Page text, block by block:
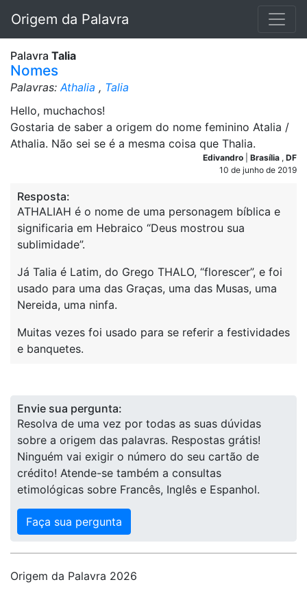
Origem da Palavra
Palavra Talia
Nomes
Palavras:Athalia , Talia
Hello, muchachos!
Gostaria de saber a origem do nome feminino Atalia /
Athalia. Não sei se é a mesma coisa que Thalia.
Edivandro Brasília , DF
10 de junho de 2019
Resposta:
ATHALIAH é o nome de uma personagem bíblica e
significaria em Hebraico “Deus mostrou sua
sublimidade”.
Já Talia é Latim, do Grego THALO, “florescer”, e foi
usado para uma das Graças, uma das Musas, uma
Nereida, uma ninfa.
Muitas vezes foi usado para se referir a festividades
e banquetes.
Envie sua pergunta:
Resolva de uma vez por todas as suas dúvidas
sobre a origem das palavras. Respostas grátis!
Ninguém vai exigir o número do seu cartão de
crédito! Atende-se também a consultas
etimológicas sobre Francês, Inglês e Espanhol.
Faça sua pergunta
Origem da Palavra 2026